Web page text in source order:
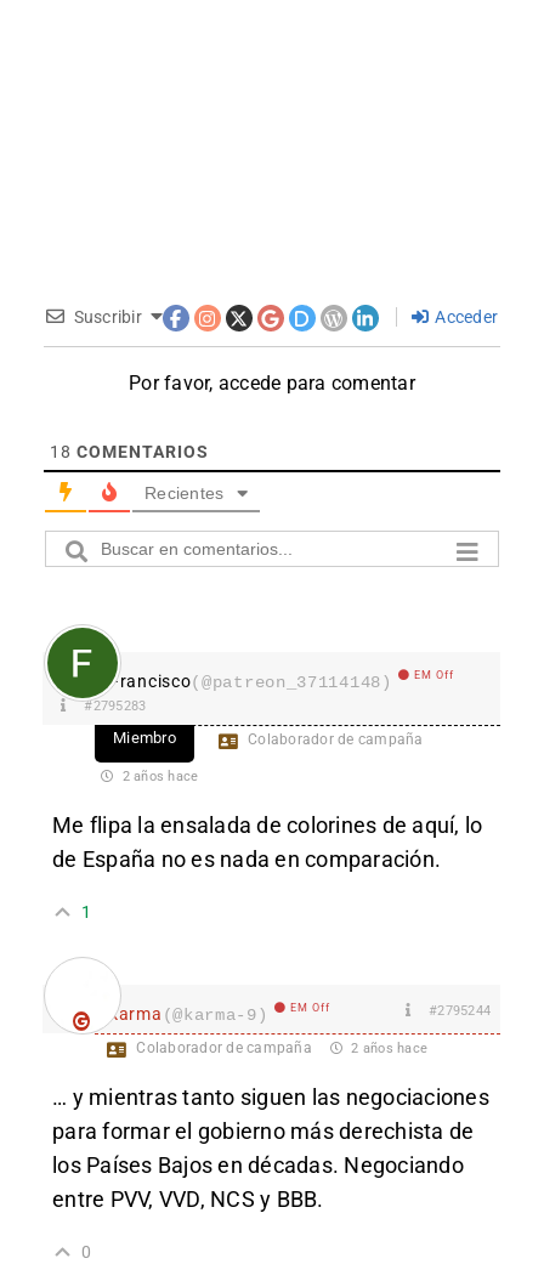
Suscribir Acceder
Por favor, accede para comentar
18 COMENTARIOS
Recientes
Francisco(@patreon_37114148) EM Off
#2795283
Miembro Colaborador de campaña
2 años hace
Me flipa la ensalada de colorines de aquí, lo
de España no es nada en comparación.
1
karma (@karma-9) EM Off #2795244
Colaborador de campaña 2 años hace
… y mientras tanto siguen las negociaciones
para formar el gobierno más derechista de
los Países Bajos en décadas. Negociando
entre PVV, VVD, NCS y BBB.
0